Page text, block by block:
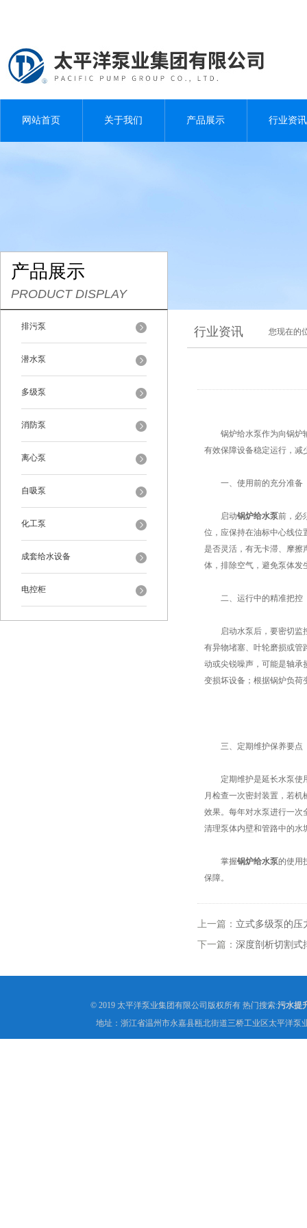
网站首页 关于我们 产品展示 行业资讯
产品展示
PRODUCT DISPLAY
排污泵
潜水泵
多级泵
消防泵
离心泵
自吸泵
化工泵
成套给水设备
电控柜
行业资讯 您现在的
锅炉给水泵作为向锅炉输
有效保障设备稳定运行，减
一、使用前的充分准备​
启动锅炉给水泵前，必
位，应保持在油标中心线位
是否灵活，有无卡滞、摩擦
体，排除空气，避免泵体发
二、运行中的精准把控​
启动水泵后，要密切监控
有异物堵塞、叶轮磨损或管
动或尖锐噪声，可能是轴承
变损坏设备；根据锅炉负荷
三、定期维护保养要点​
定期维护是延长水泵使用
月检查一次密封装置，若
效果。每年对水泵进行一次
清理泵体内壁和管路中的水
掌握锅炉给水泵的使用
保障。
上一篇： 立式多级泵的压
下一篇： 深度剖析切割式
© 2019 太平洋泵业集团有限公司版权所有 热门搜索:污水提
地址：浙江省温州市永嘉县瓯北街道三桥工业区太平洋泵